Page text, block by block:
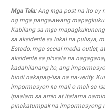
Mga Tala:Ang mga post na ito ay
ng mga pangalawang
Kabilang sa mga
sa aksidente sa lokal na pulisya,
Estado, mga social media outlet,
aksidente sa pinsala na
kadahilanang ito, ang
hindi nakapag-iisa na na-verify.
impormasyon na mali o mali sa
ipaalam sa amin at itatama
pinakatumpak na impormasyong